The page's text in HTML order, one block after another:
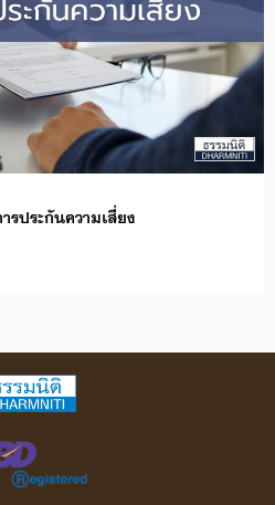
รประกันความเสี่ยง